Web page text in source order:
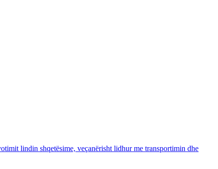
lindin shqetësime, veçanërisht lidhur me transportimin dhe